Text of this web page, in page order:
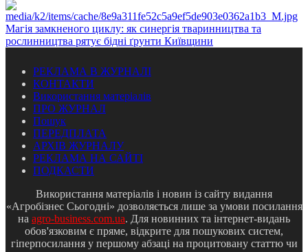
Магія замкненого циклу: як синергія тваринництва та
рослинництва рятує бідні ґрунти Київщини
РЕКЛАМА В ЖУРНАЛІ
КОНТАКТИ
Використання матеріалів
ПРО ЖУРНАЛ
Пошук
ПЕРЕДПЛАТА
АРХІВ ЖУРНАЛУ
РЕКЛАМА НА САЙТІ
ПОДКАСТИ
Використання матеріалів і новин із сайту видання
«Агробізнес Сьогодні» дозволяється лише за умови посилання
на agro-business.com.ua. Для новинних та інтернет-видань
обов'язковим є пряме, відкрите для пошукових систем,
гіперпосилання у першому абзаці на процитовану статтю чи